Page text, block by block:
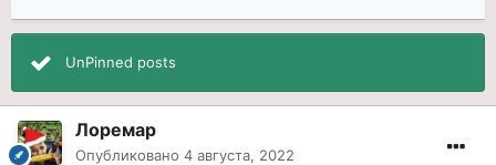
UnPinned posts
Лоремар
Опубликовано 4 августа, 2022